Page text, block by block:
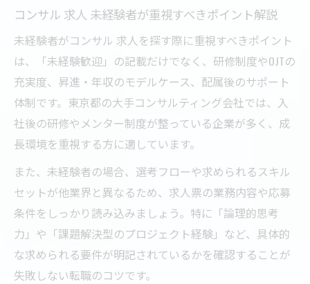
コンサル 求人 未経験者が重視すべきポイント解説
未経験者がコンサル 求人を探す際に重視すべきポイント
は、「未経験歓迎」の記載だけでなく、研修制度やOJTの
充実度、昇進・年収のモデルケース、配属後のサポート
体制です。東京都の大手コンサルティング会社では、入
社後の研修やメンター制度が整っている企業が多く、成
長環境を重視する方に適しています。
また、未経験者の場合、選考フローや求められるスキル
セットが他業界と異なるため、求人票の業務内容や応募
条件をしっかり読み込みましょう。特に「論理的思考
力」や「課題解決型のプロジェクト経験」など、具体的
な求められる要件が明記されているかを確認することが
失敗しない転職のコツです。